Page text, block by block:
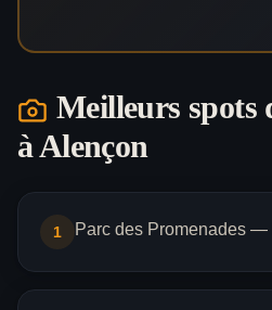
Meilleurs spots
àAlençon
1 Parc des Promenades —